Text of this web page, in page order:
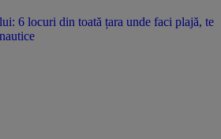
6 locuri din toată țara unde faci plajă, te